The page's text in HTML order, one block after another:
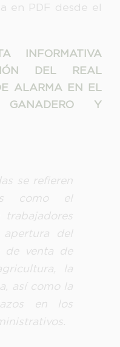
en PDF desde el
INFORMATIVA
DEL REAL
ALARMA EN EL
GANADERO Y
se refieren
como el
trabajadores
del
de venta de
la
así como la
en los